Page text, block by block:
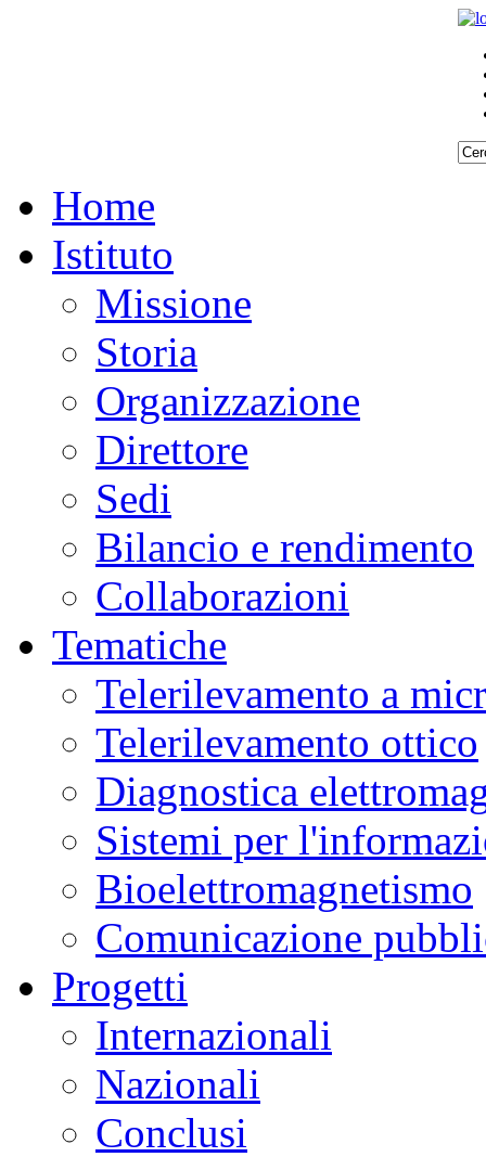
Home
Istituto
Missione
Storia
Organizzazione
Direttore
Sedi
Bilancio e rendimento
Collaborazioni
Tematiche
Telerilevamento a
Telerilevamento ottico
Diagnostica
Sistemi per
Bioelettromagnetismo
Comunicazione
Progetti
Internazionali
Nazionali
Conclusi